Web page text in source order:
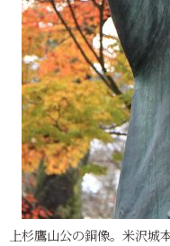
上杉鷹山公の銅像。米沢城